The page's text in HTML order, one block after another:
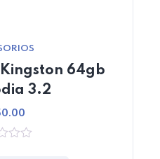
64gb
3.2